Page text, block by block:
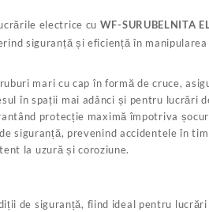
electrice cu WF-SURUBELNITA
siguranță și eficiență în
mari cu cap în formă de cruce,
în spații mai adânci și pentru lucrări
protecție maximă împotriva
siguranță, prevenind accidentele în
la uzură și coroziune.
de siguranță, fiind ideal pentru